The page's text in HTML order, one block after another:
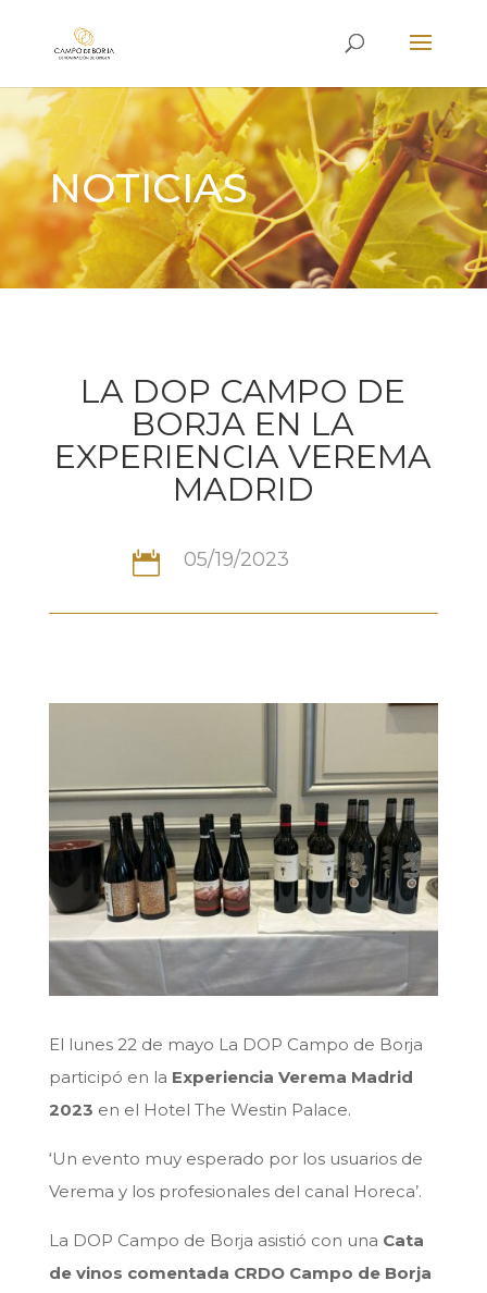
NOTICIAS
LA DOP CAMPO DE
BORJA EN LA
EXPERIENCIA VEREMA
MADRID
 05/19/2023
El lunes 22 de mayo La DOP Campo de Borja
participó en la Experiencia Verema Madrid
2023 en el Hotel The Westin Palace.
‘Un evento muy esperado por los usuarios de
Verema y los profesionales del canal Horeca’.
La DOP Campo de Borja asistió con una Cata
de vinos comentada CRDO Campo de Borja